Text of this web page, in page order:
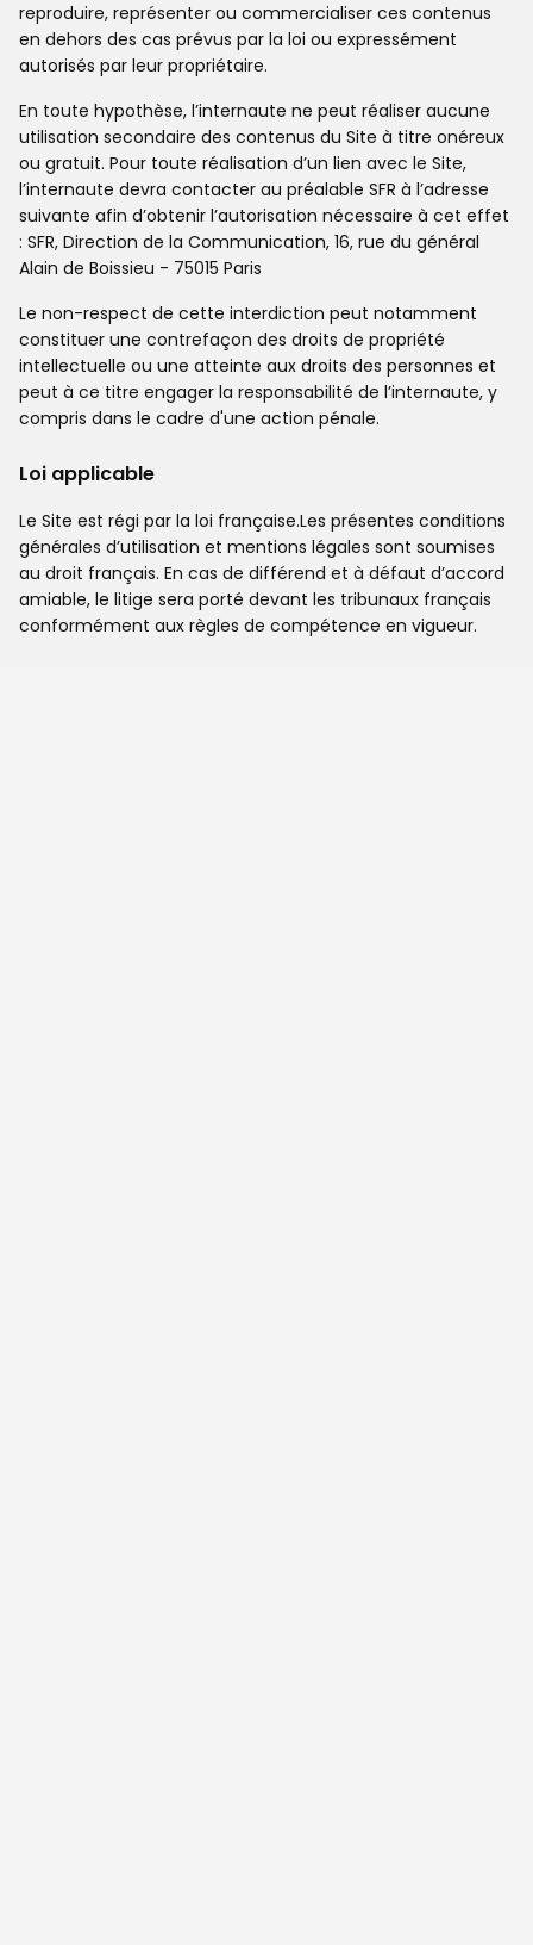
reproduire, représenter ou commercialiser ces contenus
en dehors des cas prévus par la loi ou expressément
autorisés par leur propriétaire.
En toute hypothèse, l’internaute ne peut réaliser aucune
utilisation secondaire des contenus du Site à titre onéreux
ou gratuit. Pour toute réalisation d’un lien avec le Site,
l’internaute devra contacter au préalable SFR à l’adresse
suivante afin d’obtenir l’autorisation nécessaire à cet effet
: SFR, Direction de la Communication, 16, rue du général
Alain de Boissieu - 75015 Paris
Le non-respect de cette interdiction peut notamment
constituer une contrefaçon des droits de propriété
intellectuelle ou une atteinte aux droits des personnes et
peut à ce titre engager la responsabilité de l’internaute, y
compris dans le cadre d'une action pénale.
Loi applicable
Le Site est régi par la loi française.Les présentes conditions
générales d’utilisation et mentions légales sont soumises
au droit français. En cas de différend et à défaut d’accord
amiable, le litige sera porté devant les tribunaux français
conformément aux règles de compétence en vigueur.